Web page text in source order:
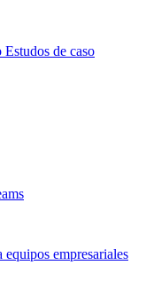
Estudos de caso
empresariales